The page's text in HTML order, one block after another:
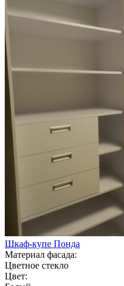
Шкаф-купе Понда
Материал фасада:
Цветное стекло
Цвет: